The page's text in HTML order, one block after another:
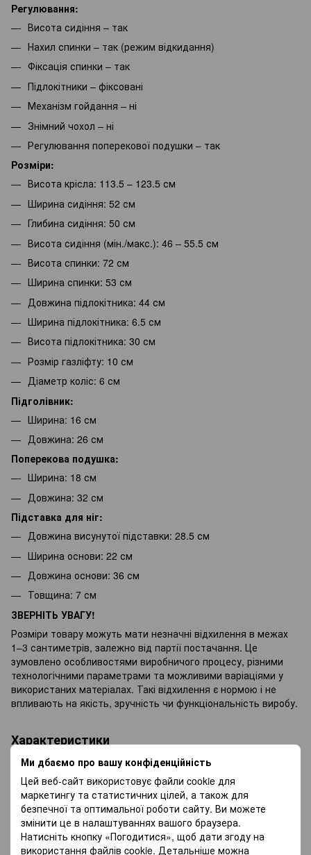
Ми дбаємо про вашу конфіденційність
Цей веб-сайт використовує файли cookie для
маркетингу та статистичних цілей, а також для
безпечної та оптимальної роботи сайту. Ви можете
змінити це в налаштуваннях вашого браузера.
Натисніть кнопку «Погодитися», щоб дати згоду на
використання файлів cookie. Детальніше можна
Регулювання:
Висота сидіння – так
Нахил спинки – так (режим відкидання)
Фіксація спинки – так
Підлокітники – фіксовані
Механізм гойдання – ні
Знімний чохол – ні
Регулювання поперекової подушки – так
Розміри:
Висота крісла: 113.5 – 123.5 см
Ширина сидіння: 52 см
Глибина сидіння: 50 см
Висота сидіння (мін./макс.): 46 – 55.5 см
Висота спинки: 72 см
Ширина спинки: 53 см
Довжина підлокітника: 44 см
Ширина підлокітника: 6.5 см
Висота підлокітника: 30 см
Розмір газліфту: 10 см
Діаметр коліс: 6 см
Підголівник:
Ширина: 16 см
Довжина: 26 см
Поперекова подушка:
Ширина: 18 см
Довжина: 32 см
Підставка для ніг:
Довжина висунутої підставки: 28.5 см
Ширина основи: 22 см
Довжина основи: 36 см
Товщина: 7 см
ЗВЕРНІТЬ УВАГУ!
Розміри товару можуть мати незначні відхилення в межах
1–3 сантиметрів, залежно від партії постачання. Це
зумовлено особливостями виробничого процесу, різними
технологічними параметрами та можливими варіаціями у
використаних матеріалах. Такі відхилення є нормою і не
впливають на якість, зручність чи функціональність виробу.
Характеристики
Тип
Крісла
Колір
Чорно-білий
Матеріал
оббивки
Тканина
Особливості
З колесиками,З підголівником,З
підлокітниками,Зі спинкою,Поперекова